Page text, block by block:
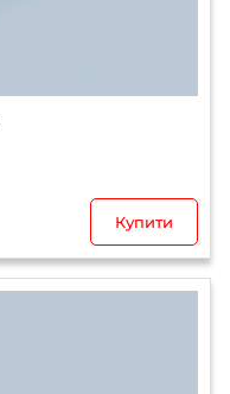
Купити